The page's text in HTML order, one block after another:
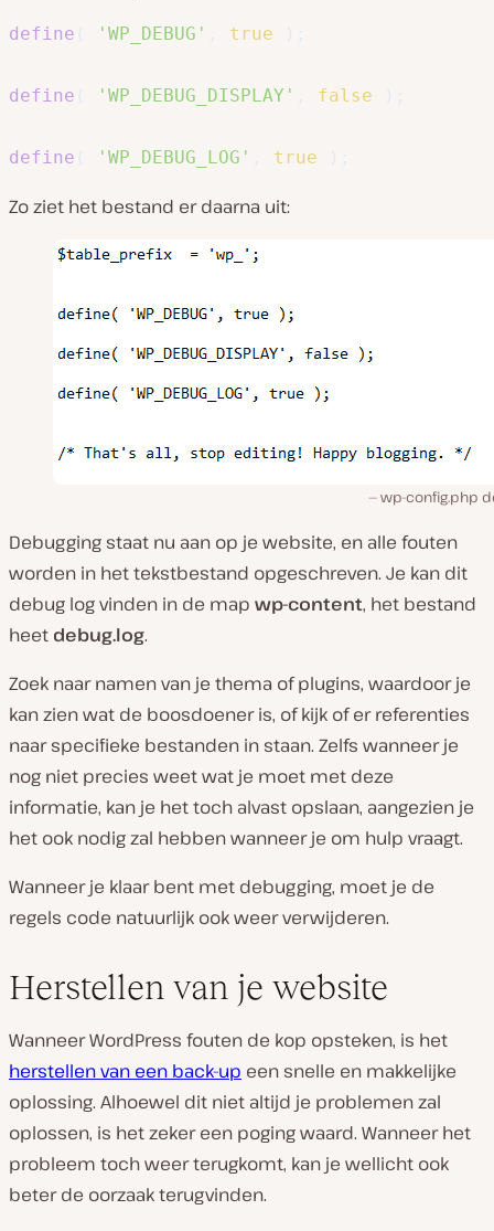
define 'WP_DEBUG' true
define 'WP_DEBUG_DISPLAY' false
define 'WP_DEBUG_LOG' true
Zo ziet het bestand er daarna uit:
wp-config.php
Debugging staat nu aan op je website, en alle fouten
worden in het tekstbestand opgeschreven. Je kan dit
debug log vinden in de map wp-content, het bestand
heet debug.log.
Zoek naar namen van je thema of plugins, waardoor je
kan zien wat de boosdoener is, of kijk of er referenties
naar specifieke bestanden in staan. Zelfs wanneer je
nog niet precies weet wat je moet met deze
informatie, kan je het toch alvast opslaan, aangezien je
het ook nodig zal hebben wanneer je om hulp vraagt.
Wanneer je klaar bent met debugging, moet je de
regels code natuurlijk ook weer verwijderen.
Herstellen van je website
Wanneer WordPress fouten de kop opsteken, is het
herstellen van een back-up een snelle en makkelijke
oplossing. Alhoewel dit niet altijd je problemen zal
oplossen, is het zeker een poging waard. Wanneer het
probleem toch weer terugkomt, kan je wellicht ook
beter de oorzaak terugvinden.